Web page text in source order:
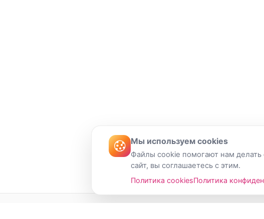
Мы используем cookies
Файлы cookie помогают нам
сайт, вы соглашаетесь с этим.
Политика cookiesПолитика